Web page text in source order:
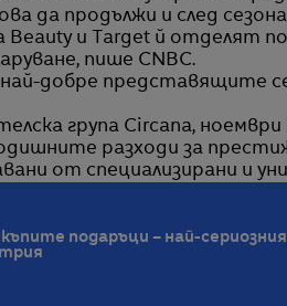
да продължи и след
Beauty и Target й отделят
пише CNBC.
добре представящите
група Circana,
разходи за
от специализирани и
подаръци – най-